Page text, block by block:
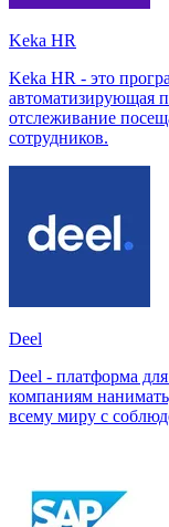
Keka HR
Keka HR - это
автоматизирующая
отслеживание
сотрудников.
Deel
Deel - платформа
компаниям
всему миру с